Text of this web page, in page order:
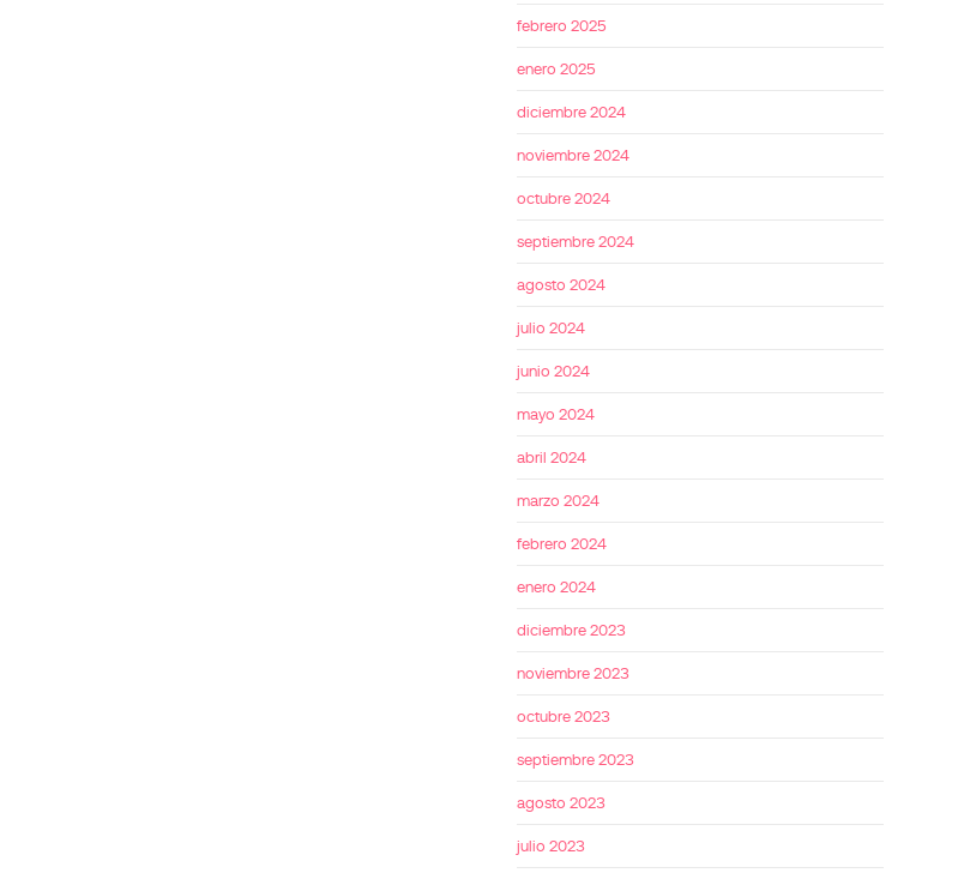
febrero 2025
enero 2025
diciembre 2024
noviembre 2024
octubre 2024
septiembre 2024
agosto 2024
julio 2024
junio 2024
mayo 2024
abril 2024
marzo 2024
febrero 2024
enero 2024
diciembre 2023
noviembre 2023
octubre 2023
septiembre 2023
agosto 2023
julio 2023